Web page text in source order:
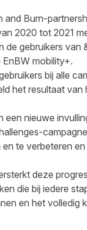
and Burn-
2020 tot 2021
de gebruikers
mobility+.
bij alle
het resultaat
een nieuwe
te verbeteren
deze
die bij iedere
en het volledig